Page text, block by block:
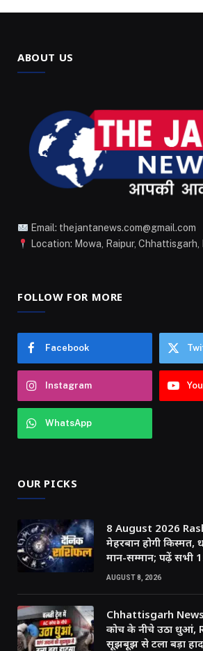
ABOUT US
Email: thejantanews.com@gmail.com
Location: Mowa, Raipur, Chhattisgarh,
FOLLOW FOR MORE
Facebook
Instagram
WhatsApp
OUR PICKS
8 August 2026
मेहरबान होगी
मान-सम्मान; पढ़ें सभी
AUGUST 8, 2026
Chhattisgarh
कोच के नीचे उठा धुआं,
सूझबूझ से टला बड़ा